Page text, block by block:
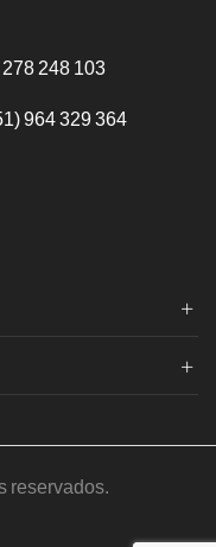
248 103
964 329 364
reservados.